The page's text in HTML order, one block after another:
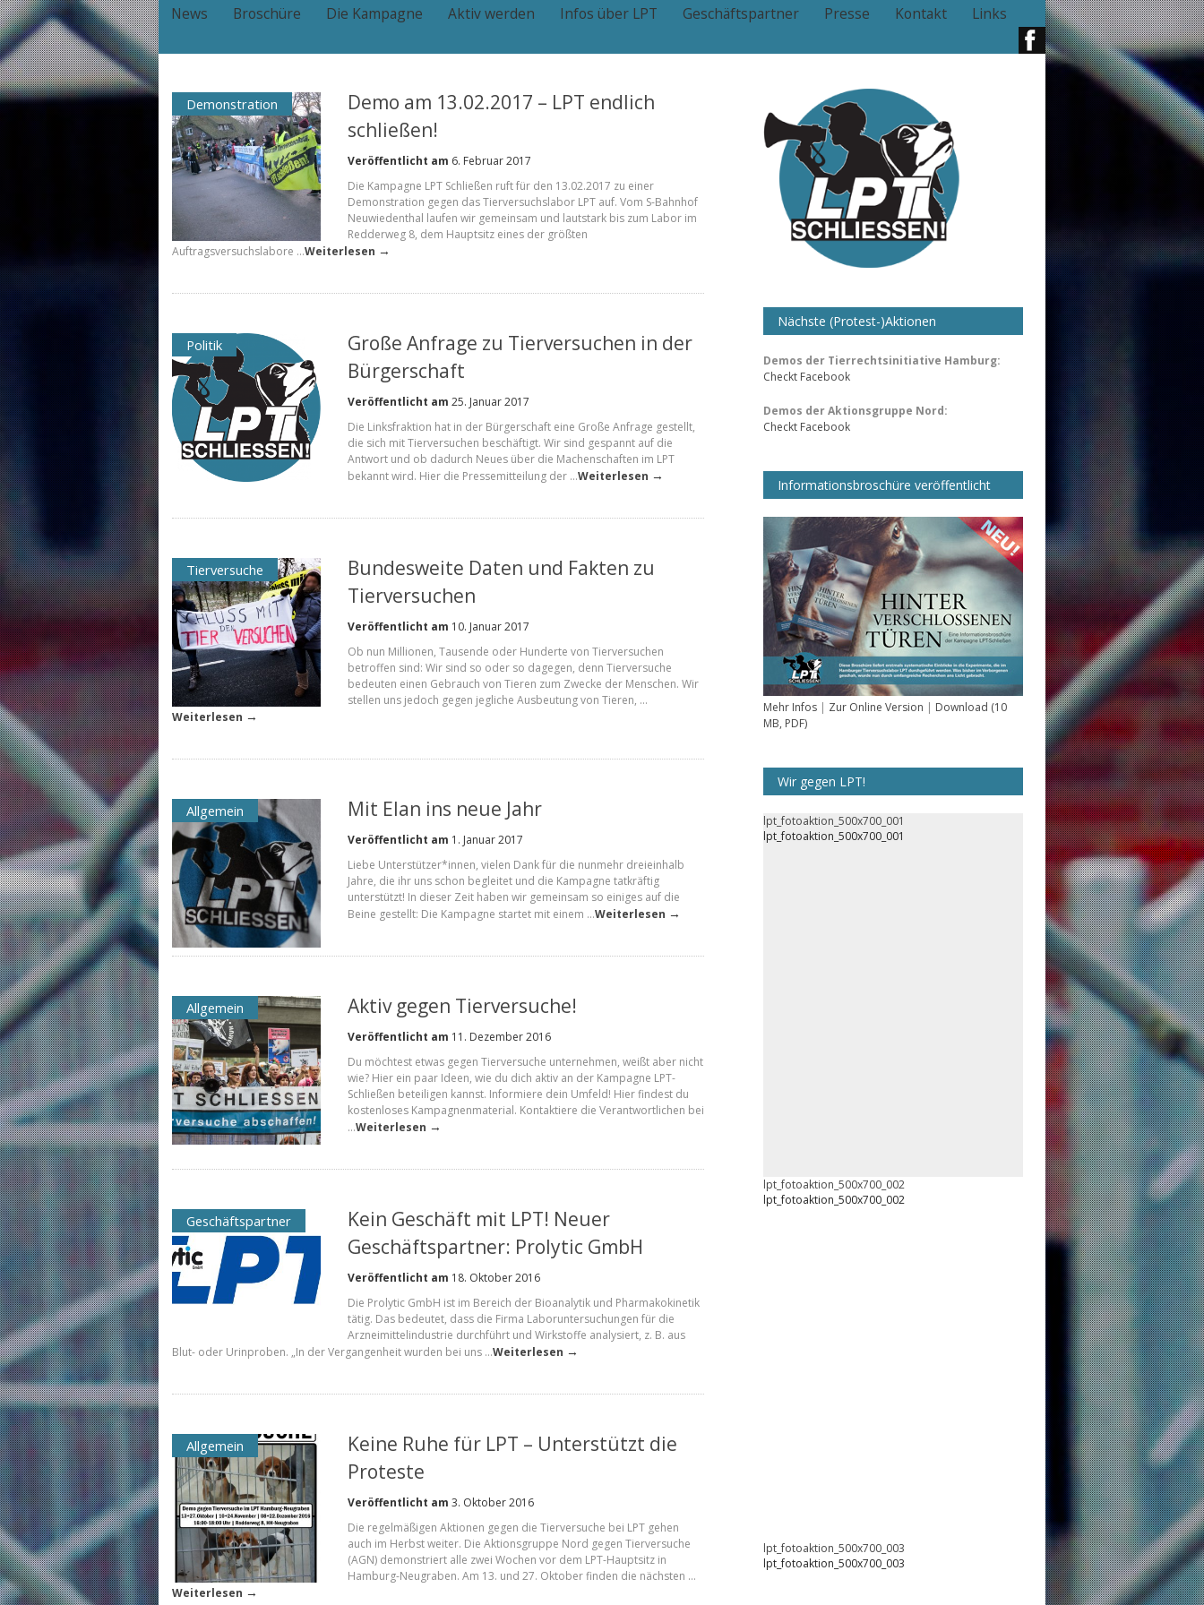
News Broschüre Die Kampagne Aktiv werden Infos über LPT Geschäftspartner Presse Kontakt Links
Demonstration
Demo am 13.02.2017 – LPT endlich
schließen!
Veröffentlicht am 6. Februar 2017
Die Kampagne LPT Schließen ruft für den 13.02.2017 zu einer
Demonstration gegen das Tierversuchslabor LPT auf. Vom S-Bahnhof
Neuwiedenthal laufen wir gemeinsam und lautstark bis zum Labor im
Redderweg 8, dem Hauptsitz eines der größten
Auftragsversuchslabore …Weiterlesen →
Politik
Große Anfrage zu Tierversuchen in der
Bürgerschaft
Veröffentlicht am 25. Januar 2017
Die Linksfraktion hat in der Bürgerschaft eine Große Anfrage gestellt,
die sich mit Tierversuchen beschäftigt. Wir sind gespannt auf die
Antwort und ob dadurch Neues über die Machenschaften im LPT
bekannt wird. Hier die Pressemitteilung der …Weiterlesen →
Tierversuche
Bundesweite Daten und Fakten zu
Tierversuchen
Veröffentlicht am 10. Januar 2017
Ob nun Millionen, Tausende oder Hunderte von Tierversuchen
betroffen sind: Wir sind so oder so dagegen, denn Tierversuche
bedeuten einen Gebrauch von Tieren zum Zwecke der Menschen. Wir
stellen uns jedoch gegen jegliche Ausbeutung von Tieren, …
Weiterlesen →
Allgemein Mit Elan ins neue Jahr
Veröffentlicht am 1. Januar 2017
Liebe Unterstützer*innen, vielen Dank für die nunmehr dreieinhalb
Jahre, die ihr uns schon begleitet und die Kampagne tatkräftig
unterstützt! In dieser Zeit haben wir gemeinsam so einiges auf die
Beine gestellt: Die Kampagne startet mit einem …Weiterlesen →
Allgemein Aktiv gegen Tierversuche!
Veröffentlicht am 11. Dezember 2016
Du möchtest etwas gegen Tierversuche unternehmen, weißt aber nicht
wie? Hier ein paar Ideen, wie du dich aktiv an der Kampagne LPT-
Schließen beteiligen kannst. Informiere dein Umfeld! Hier findest du
kostenloses Kampagnenmaterial. Kontaktiere die Verantwortlichen bei
…Weiterlesen →
Geschäftspartner
Kein Geschäft mit LPT! Neuer
Geschäftspartner: Prolytic GmbH
Veröffentlicht am 18. Oktober 2016
Die Prolytic GmbH ist im Bereich der Bioanalytik und Pharmakokinetik
tätig. Das bedeutet, dass die Firma Laboruntersuchungen für die
Arzneimittelindustrie durchführt und Wirkstoffe analysiert, z. B. aus
Blut- oder Urinproben. „In der Vergangenheit wurden bei uns …Weiterlesen →
Allgemein
Keine Ruhe für LPT – Unterstützt die
Proteste
Veröffentlicht am 3. Oktober 2016
Die regelmäßigen Aktionen gegen die Tierversuche bei LPT gehen
auch im Herbst weiter. Die Aktionsgruppe Nord gegen Tierversuche
(AGN) demonstriert alle zwei Wochen vor dem LPT-Hauptsitz in
Hamburg-Neugraben. Am 13. und 27. Oktober finden die nächsten …
Weiterlesen →
Nächste (Protest-)Aktionen
Demos der Tierrechtsinitiative Hamburg:
Checkt Facebook
Demos der Aktionsgruppe Nord:
Checkt Facebook
Informationsbroschüre veröffentlicht
Mehr Infos | Zur Online Version | Download (10
MB, PDF)
Wir gegen LPT!
lpt_fotoaktion_500x700_001
lpt_fotoaktion_500x700_001
lpt_fotoaktion_500x700_002
lpt_fotoaktion_500x700_002
lpt_fotoaktion_500x700_003
lpt_fotoaktion_500x700_003